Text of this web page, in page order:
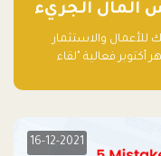
المال الجريء
والاستثمار
فعالية "لقاء
وممثلي المؤسسات
16-12-2021